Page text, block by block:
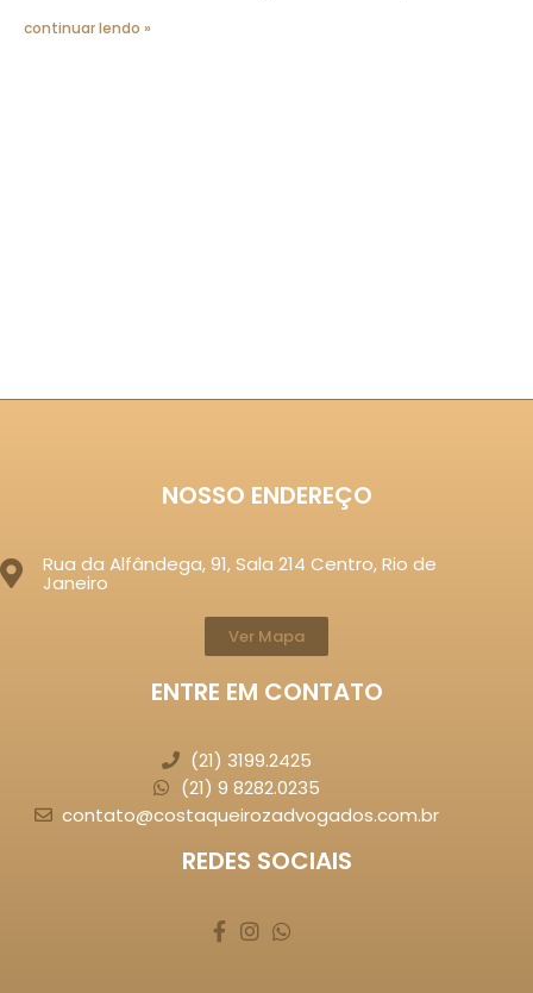
continuar lendo »
NOSSO ENDEREÇO
Rua da Alfândega, 91, Sala 214 Centro, Rio de
Janeiro
Ver Mapa
ENTRE EM CONTATO
(21) 3199.2425
(21) 9 8282.0235
contato@costaqueirozadvogados.com.br
REDES SOCIAIS